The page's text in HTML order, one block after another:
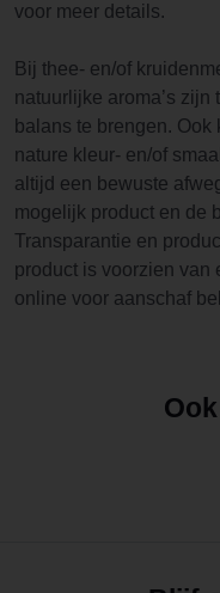
voor meer details.
Bij thee- en/of
natuurlijke aroma’s
balans te brengen.
nature kleur- en/of
altijd een bewuste
mogelijk product en de
Transparantie en
product is voorzien van
online voor aanschaf